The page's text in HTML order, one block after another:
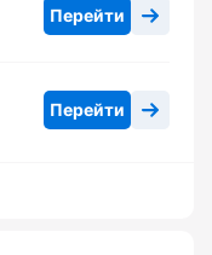
Перейти
Перейти